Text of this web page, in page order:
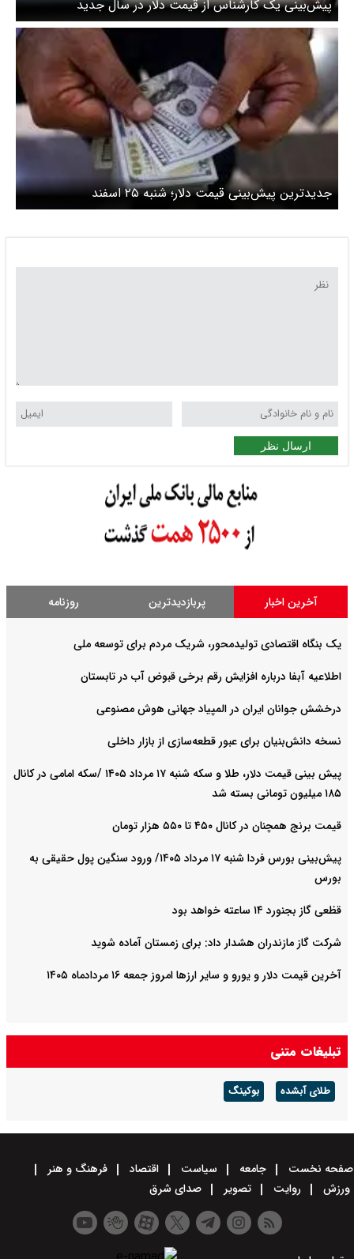
پیش‌بینی یک کارشناس از قیمت دلار در سال جدید
جدیدترین پیش‌بینی قیمت دلار؛ شنبه ۲۵ اسفند
ارسال نظر
آخرین اخبار پربازدیدترین روزنامه
یک بنگاه اقتصادی تولیدمحور، شریک مردم برای توسعه ملی
اطلاعیه آبفا درباره افزایش رقم برخی قبوض آب در تابستان
درخشش جوانان ایران در المپیاد جهانی هوش مصنوعی
نسخه دانش‌بنیان برای عبور قطعه‌سازی از بازار داخلی
پیش ‌بینی قیمت دلار، طلا و سکه شنبه ۱۷ مرداد ۱۴۰۵ /سکه امامی در کانال
۱۸۵ میلیون تومانی بسته شد
قیمت برنج همچنان در کانال ۴۵۰ تا ۵۵۰ هزار تومان
پیش‌بینی بورس فردا شنبه ۱۷ مرداد ۱۴۰۵/ ورود سنگین پول حقیقی به
بورس
قظعی گاز بجنورد ۱۴ ساعته خواهد بود
شرکت گاز مازندران هشدار داد: برای زمستان آماده شوید
آخرین قیمت دلار و یورو و سایر ارزها امروز جمعه ۱۶ مردادماه ۱۴۰۵
تبلیغات متنی
طلای آبشده بوکینگ
صفحه نخست جامعه سیاست اقتصاد
فرهنگ و هنر
ورزش
روایت تصویر صدای شرق